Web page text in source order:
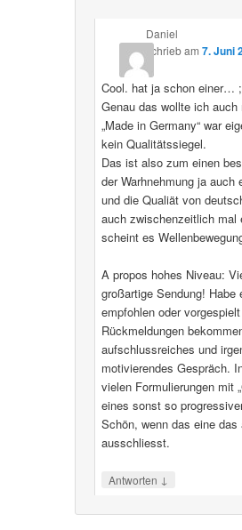
Daniel
schriebam 7. Juni
Cool. hat ja schon einer…
Genau das wollte ich auch
„Made in Germany“ war
kein Qualitätssiegel.
Das ist also zum einen
der Warhnehmung ja auch
und die Qualiät von
auch zwischenzeitlich mal
scheint es
A propos hohes Niveau:
großartige Sendung! Habe
empfohlen oder
Rückmeldungen
aufschlussreiches und
motivierendes Gespräch.
vielen Formulierungen mit
eines sonst so
Schön, wenn das eine das
ausschliesst.
Antworten ↓